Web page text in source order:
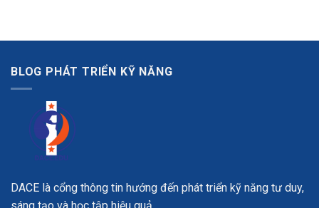
BLOG PHÁT TRIỂN KỸ NĂNG
DACE là cổng thông tin hướng đến phát triển kỹ năng tư duy,
sáng tạo và học tập hiệu quả.